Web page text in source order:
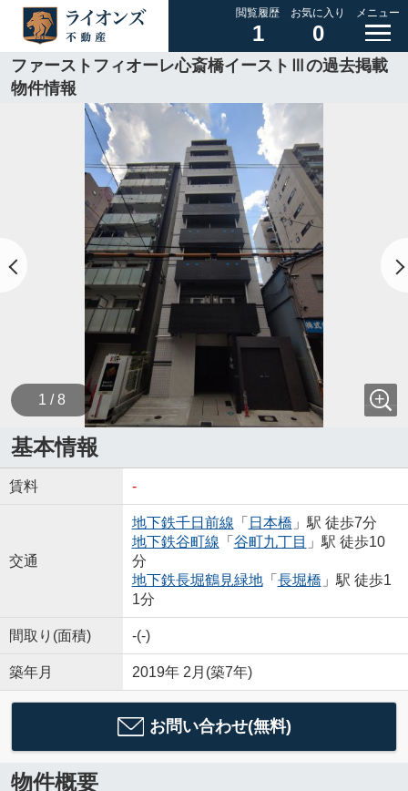
閲覧履歴
1
お気に入り
0
メニュー
ファーストフィオーレ心斎橋イーストⅢの過去掲載
物件情報
1 / 8
基本情報
賃料 -
交通
地下鉄千日前線 「 日本橋 」駅 徒歩7分
地下鉄谷町線 「 谷町九丁目 」駅 徒歩10
分
地下鉄長堀鶴見緑地「 長堀橋 」駅 徒歩1
1分
間取り(面積) -(-)
築年月 2019年 2月(築7年)
お問い合わせ(無料)
物件概要